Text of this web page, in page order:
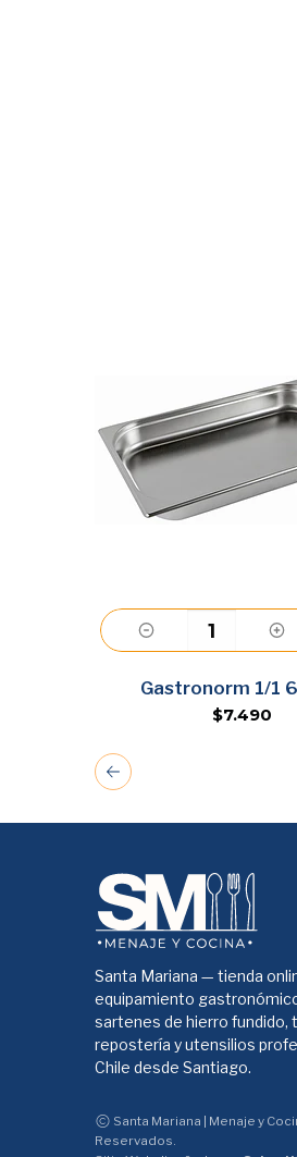
Agregar
Gastronorm 1/1
$7.490
Santa Mariana — tienda
equipamiento
sartenes de hierro fundido,
repostería y utensilios
Chile desde Santiago.
Santa Mariana | Menaje y
Reservados.